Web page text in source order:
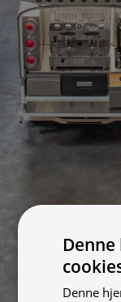
Denne